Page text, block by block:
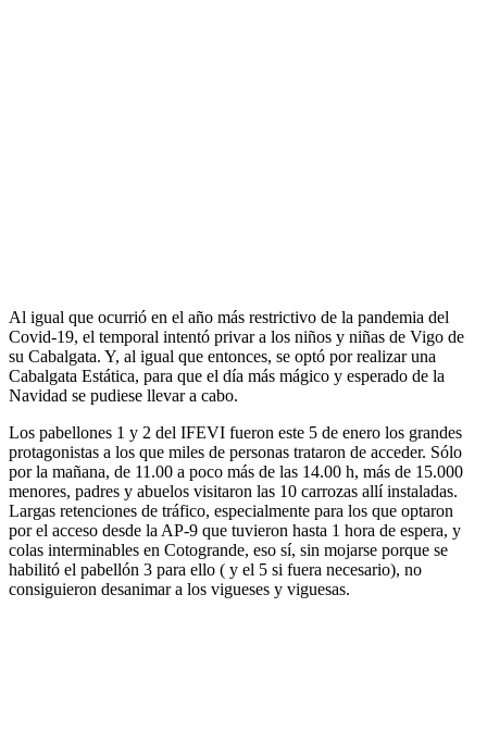
Al igual que ocurrió en el año más restrictivo de la pandemia del
Covid-19, el temporal intentó privar a los niños y niñas de Vigo de
su Cabalgata. Y, al igual que entonces, se optó por realizar una
Cabalgata Estática, para que el día más mágico y esperado de la
Navidad se pudiese llevar a cabo.
Los pabellones 1 y 2 del IFEVI fueron este 5 de enero los grandes
protagonistas a los que miles de personas trataron de acceder. Sólo
por la mañana, de 11.00 a poco más de las 14.00 h, más de 15.000
menores, padres y abuelos visitaron las 10 carrozas allí instaladas.
Largas retenciones de tráfico, especialmente para los que optaron
por el acceso desde la AP-9 que tuvieron hasta 1 hora de espera, y
colas interminables en Cotogrande, eso sí, sin mojarse porque se
habilitó el pabellón 3 para ello ( y el 5 si fuera necesario), no
consiguieron desanimar a los vigueses y viguesas.